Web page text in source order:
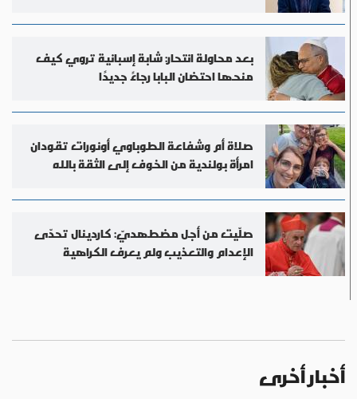
بعد محاولة انتحار: شابة إسبانية تروي كيف
منحها احتضان البابا رجاءً جديدًا
صلاة أم وشفاعة الطوباوي أونورات تقودان
امرأة بولندية من الخوف إلى الثقة بالله
صلّيت من أجل مضطهديّ: كاردينال تحدّى
الإعدام والتعذيب ولم يعرف الكراهية
أخبار أخرى